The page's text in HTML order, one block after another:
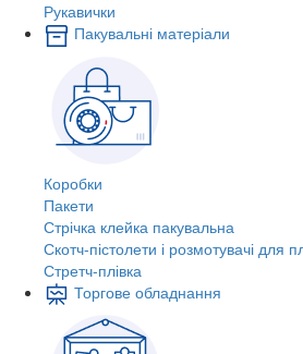
Рукавички
Пакувальні матеріали
Коробки
Пакети
Стрічка клейка пакувальна
Скотч-пістолети і розмотувачі для
Стретч-плівка
Торгове обладнання